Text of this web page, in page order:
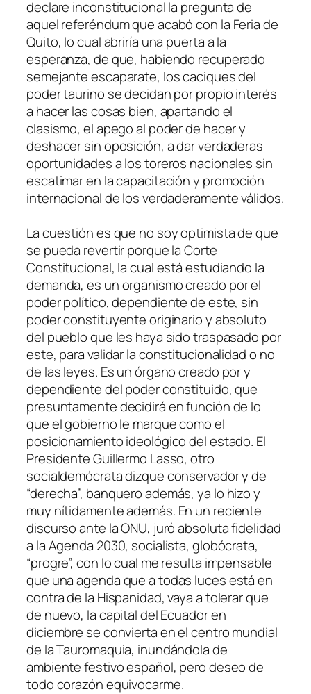
declare inconstitucional la pregunta de
aquel referéndum que acabó con la Feria de
Quito, lo cual abriría una puerta a la
esperanza, de que, habiendo recuperado
semejante escaparate, los caciques del
poder taurino se decidan por propio interés
a hacer las cosas bien, apartando el
clasismo, el apego al poder de hacer y
deshacer sin oposición, a dar verdaderas
oportunidades a los toreros nacionales sin
escatimar en la capacitación y promoción
internacional de los verdaderamente válidos.
La cuestión es que no soy optimista de que
se pueda revertir porque la Corte
Constitucional, la cual está estudiando la
demanda, es un organismo creado por el
poder político, dependiente de este, sin
poder constituyente originario y absoluto
del pueblo que les haya sido traspasado por
este, para validar la constitucionalidad o no
de las leyes. Es un órgano creado por y
dependiente del poder constituido, que
presuntamente decidirá en función de lo
que el gobierno le marque como el
posicionamiento ideológico del estado. El
Presidente Guillermo Lasso, otro
socialdemócrata dizque conservador y de
“derecha”, banquero además, ya lo hizo y
muy nítidamente además. En un reciente
discurso ante la ONU, juró absoluta fidelidad
a la Agenda 2030, socialista, globócrata,
“progre”, con lo cual me resulta impensable
que una agenda que a todas luces está en
contra de la Hispanidad, vaya a tolerar que
de nuevo, la capital del Ecuador en
diciembre se convierta en el centro mundial
de la Tauromaquia, inundándola de
ambiente festivo español, pero deseo de
todo corazón equivocarme.